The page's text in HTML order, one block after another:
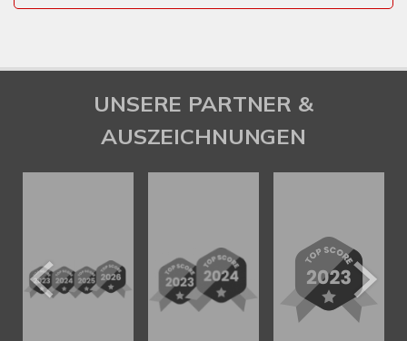
UNSERE PARTNER &
AUSZEICHNUNGEN